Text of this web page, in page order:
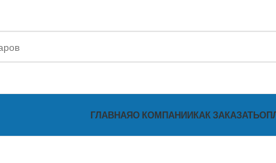
ГЛАВНАЯО КОМПАНИИКАК ЗАКАЗАТЬ